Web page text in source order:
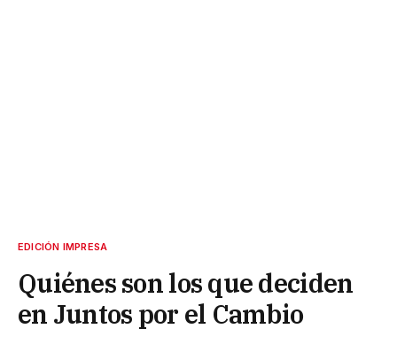
EDICIÓN IMPRESA
Quiénes son los que deciden
en Juntos por el Cambio